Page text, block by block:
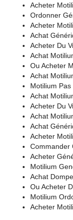
Acheter
Ordonner
Acheter
Achat
Acheter Du
Achat
Ou Acheter
Achat
Motilium
Achat
Acheter Du
Achat
Achat
Acheter
Commander
Acheter
Motilium
Achat
Ou Acheter
Motilium
Acheter